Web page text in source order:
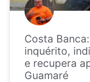
Costa
inquérito,
e recupera
Guamaré